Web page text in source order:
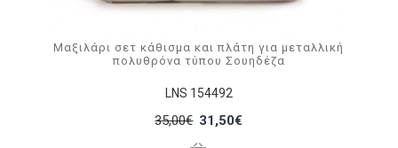
LNS 154492
Μαξιλάρι σετ κάθισμα και πλάτη για μεταλλική
πολυθρόνα τύπου Σουηδέζα
35,00€ 31,50€